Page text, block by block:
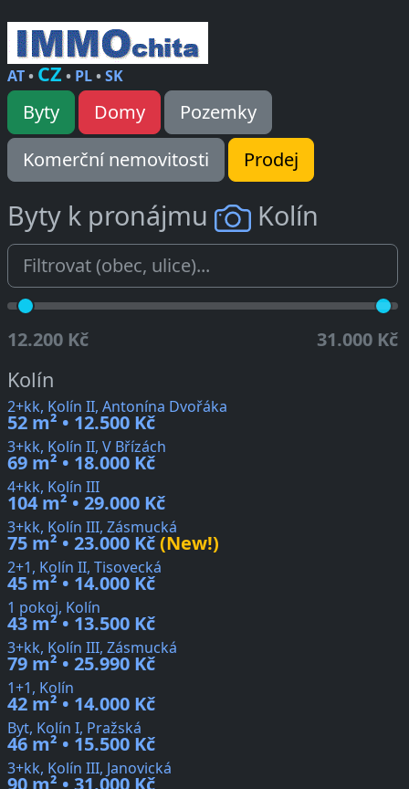
AT• CZ • PL•SK
Byty Domy
Pozemky
Komerční nemovitosti
Prodej
Byty k pronájmu Kolín
12.200 Kč 31.000 Kč
Kolín
2+kk, Kolín II, Antonína Dvořáka
52 m² • 12.500 Kč
3+kk, Kolín II, V Břízách
69 m² • 18.000 Kč
4+kk, Kolín III
104 m² • 29.000 Kč
3+kk, Kolín III, Zásmucká
75 m² • 23.000 Kč(New!)
2+1, Kolín II, Tisovecká
45 m² • 14.000 Kč
1 pokoj, Kolín
43 m² • 13.500 Kč
3+kk, Kolín III, Zásmucká
79 m² • 25.990 Kč
1+1, Kolín
42 m² • 14.000 Kč
Byt, Kolín I, Pražská
46 m² • 15.500 Kč
3+kk, Kolín III, Janovická